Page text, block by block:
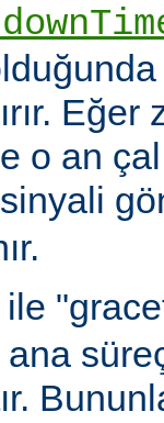
Eğer
o an
sinyali